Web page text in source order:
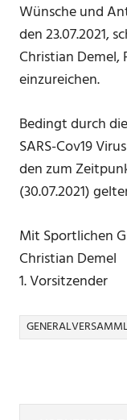
Wünsche und
den 23.07.2021,
Christian Demel,
einzureichen.
Bedingt durch
SARS-Cov19
den zum
(30.07.2021)
Mit Sportlichen
Christian Demel
1. Vorsitzender